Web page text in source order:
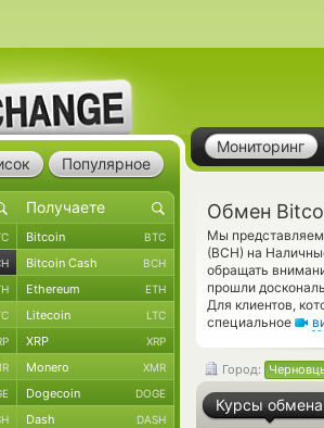
Мониторинг
Обмен
Мы представляем
(BCH) на
обращать
прошли
Для клиентов,
специальное
Город:
Курсы обмена
Популярное
Bitcoin BTC
Bitcoin Cash BCH
Ethereum ETH
Litecoin LTC
XRP XRP
Monero XMR
Dogecoin DOGE
Dash DASH